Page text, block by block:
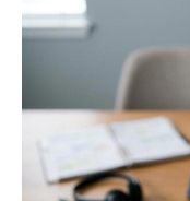
Leadgenerering
Holstebro